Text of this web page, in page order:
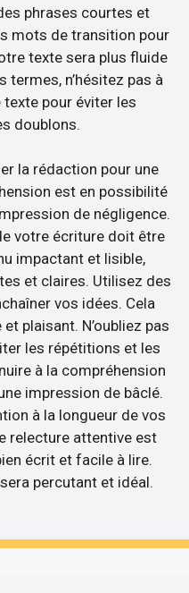
phrases courtes et
mots de transition pour
texte sera plus fluide
termes, n’hésitez pas à
pour éviter les
doublons.
la rédaction pour une
est en possibilité
de négligence.
votre écriture doit être
impactant et lisible,
et claires. Utilisez des
vos idées. Cela
plaisant. N’oubliez pas
les répétitions et les
à la compréhension
impression de bâclé.
à la longueur de vos
relecture attentive est
écrit et facile à lire.
percutant et idéal.